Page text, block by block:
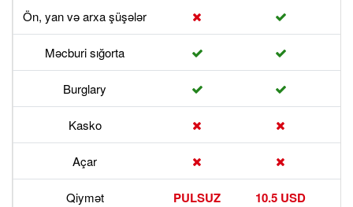
Ön, yan və arxa şüşələr
Məcburi sığorta
Burglary
Kasko
Açar
Qiymət PULSUZ 10.5 USD